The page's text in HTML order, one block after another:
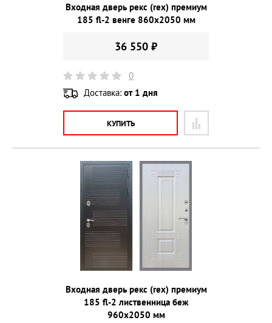
Входная дверь рекс (rex) премиум
185 fl-2 венге 860х2050 мм
36 550 ₽
0
Доставка: от 1 дня
КУПИТЬ
Входная дверь рекс (rex) премиум
185 fl-2 лиственница беж
960х2050 мм